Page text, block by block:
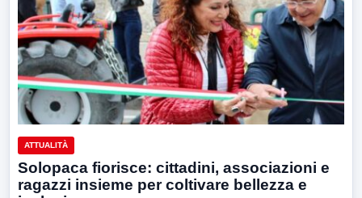
ATTUALITÀ
Solopaca fiorisce: cittadini, associazioni e
ragazzi insieme per coltivare bellezza e